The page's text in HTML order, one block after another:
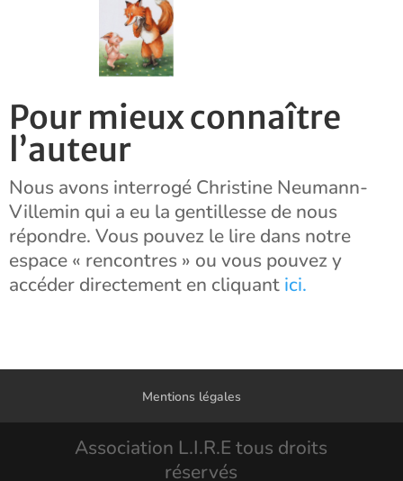
Pour mieux connaître
l’auteur
Nous avons interrogé Christine Neumann-
Villemin qui a eu la gentillesse de nous
répondre. Vous pouvez le lire dans notre
espace « rencontres » ou vous pouvez y
accéder directement en cliquant ici.
Mentions légales
Association L.I.R.E tous droits
réservés